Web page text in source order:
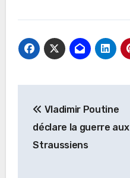
de
l’article
Vladimir Poutine
déclare la guerre aux
Straussiens